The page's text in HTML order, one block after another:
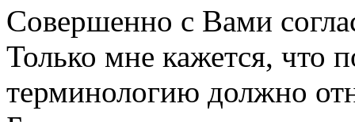
Совершенно с Вами
Только мне кажется, что
терминологию должно